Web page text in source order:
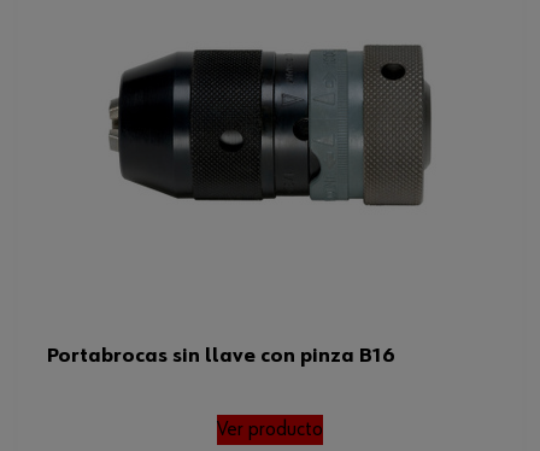
Portabrocas sin llave con pinza B16
Ver producto